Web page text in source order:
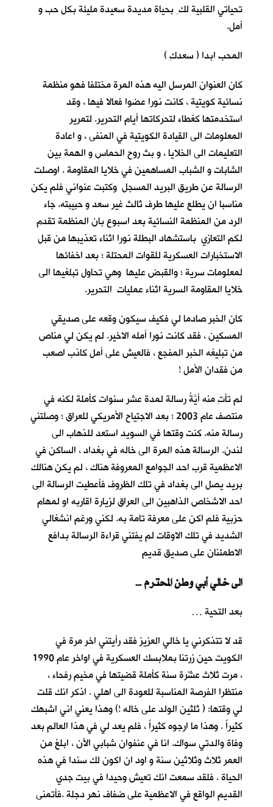
تحياتي القلبية لك ِ بحياة مديدة سعيدة مليئة بكل حب و
أمل.
المحب ابدا ( سعدكِ )
كان العنوان المرسل اليه هذه المرة مختلفا فهو منظمة
نسائية كويتية ، كانت نورا عضوا فعالا فيها ، وقد
استخدمتها كغطاء لتحركاتها أيام التحرير. لتمرير
المعلومات الى القيادة الكويتية في المنفى ، و اعادة
التعليمات الى الخلايا ، و بث روح الحماس و الهمة بين
الشابات و الشباب المساهمين في خلايا المقاومة . اوصلت
الرسالة عن طريق البريد المسجل وكتبت عنواني فلم يكن
مناسبا ان يطلع عليها طرف ثالث غير سعد و حبيبته. جاء
الرد من المنظمة النسائية بعد اسبوع بان المنظمة تقدم
لكم التعازي باستشهاد البطلة نورا اثناء تعذيبها من قبل
الاستخبارات العسكرية للقوات المحتلة ؛ بعد اخفائها
لمعلومات سرية ؛ والقبض عليها وهي تحاول تبلغيها الى
خلايا المقاومة السرية اثناء عمليات التحرير.
كان الخبر صادما لي فكيف سيكون وقعه على صديقي
المسكين ، فقد كانت نورا أمله الاخير. لم يكن لي مناص
من تبليغه الخبر المفجع ، فالعيش على أمل كاذب اصعب
من فقدان الأمل !
لم تأتِ منه أيَّةُ رسالة لمدة عشر سنوات كأملة لكنه في
منتصف عام 2003 ؛ بعد الاجتياح الأمريكي للعراق ؛ وصلتني
رسالة منه. كنت وقتها في السويد استعد للذهاب الى
لندن. الرسالة هذه المرة الى خاله في بغداد ، الساكن في
الاعظمية قرب احد الجوامع المعروفة هناك ، لم يكن هنالك
بريد يصل الى بغداد في تلك الظروف فأعطيت الرسالة الى
احد الاشخاص الذاهبين الى العراق لزيارة اقاربه او لمهام
حزبية فلم اكن على معرفة تامة به. لكني ورغم انشغالي
الشديد في تلك الاوقات لم يفتني قراءة الرسالة بدافع
الاطمئنان على صديق قديم
… الى خالي أبي وطن المحترم
بعد التحية …
قد لا تتذكرني يا خالي العزيز فقد رأيتني اخر مرة في
الكويت حين زرتنا بملابسك العسكرية في اواخر عام 1990
، مرت ثلاث عشْرة سنة كأملة قضيتها في مخيم رفحاء ،
منتظرا الفرصة المناسبة للعودة الى اهلي . اذكر انك قلت
لي وقتها: ( ثلثين الولد على خاله !) وهذا يعني اني اشبهك
كثيراً . وهذا ما ارجوه كثيراً ، فلم يعد لي في هذا العالم بعد
وفاة والدتي سواك. انا في عنفوان شبابي الآن ، ابلغ من
العمر ثلاث وثلاثين سنة و اود ان اكون لك سندا في هذه
الحياة . فلقد سمعت انك تعيش وحيدا في بيت جدي
القديم الواقع في الاعظمية على ضفاف نهر دجلة .فأتمنى